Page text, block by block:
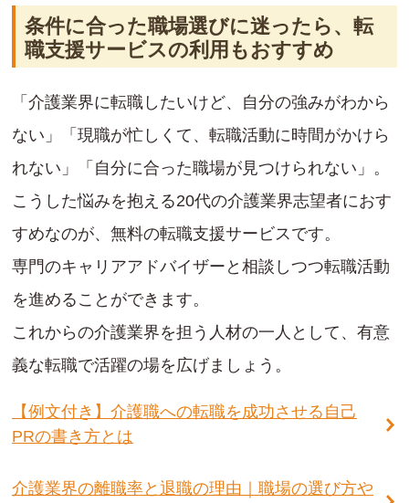
条件に合った職場選びに迷ったら、転
職支援サービスの利用もおすすめ
「介護業界に転職したいけど、自分の強みがわから
ない」「現職が忙しくて、転職活動に時間がかけら
れない」「自分に合った職場が見つけられない」。
こうした悩みを抱える20代の介護業界志望者におす
すめなのが、無料の転職支援サービスです。
専門のキャリアアドバイザーと相談しつつ転職活動
を進めることができます。
これからの介護業界を担う人材の一人として、有意
義な転職で活躍の場を広げましょう。
【例文付き】介護職への転職を成功させる自己
PRの書き方とは
介護業界の離職率と退職の理由｜職場の選び方や